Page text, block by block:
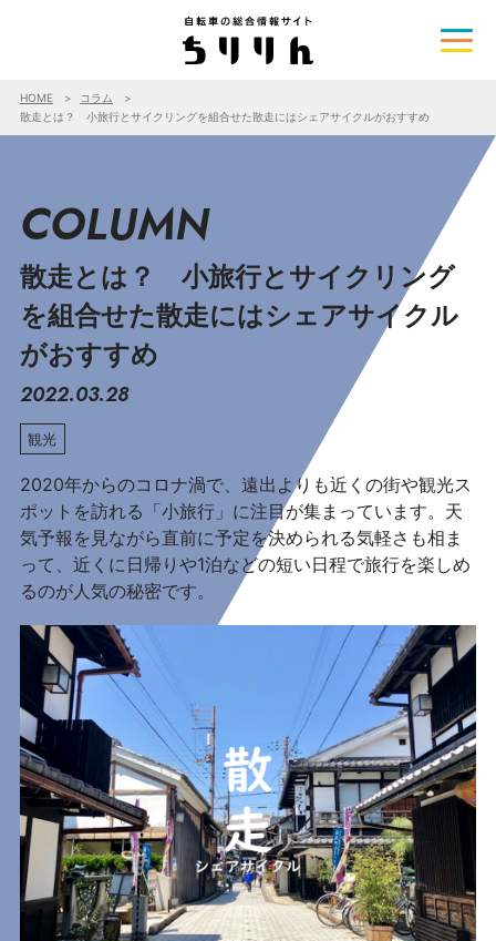
HOME
コラム
散走とは？ 小旅行とサイクリングを組合せた散走にはシェアサイクルがおすすめ
COLUMN
散走とは？ 小旅行とサイクリング
を組合せた散走にはシェアサイクル
がおすすめ
2022.03.28
観光
2020年からのコロナ渦で、遠出よりも近くの街や観光ス
ポットを訪れる「小旅行」に注目が集まっています。天
気予報を見ながら直前に予定を決められる気軽さも相ま
って、近くに日帰りや1泊などの短い日程で旅行を楽しめ
るのが人気の秘密です。